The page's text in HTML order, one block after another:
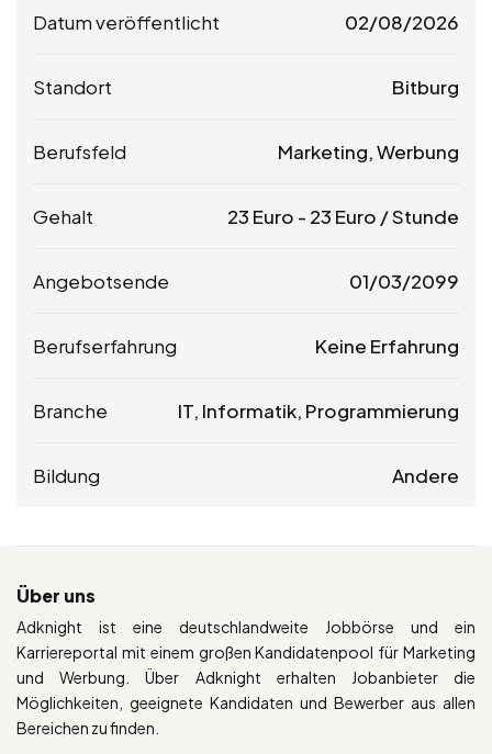
Datum veröffentlicht 02/08/2026
Standort Bitburg
Berufsfeld Marketing, Werbung
Gehalt 23 Euro - 23 Euro / Stunde
Angebotsende 01/03/2099
Berufserfahrung Keine Erfahrung
Branche IT, Informatik, Programmierung
Bildung Andere
Über uns
Adknight ist eine deutschlandweite Jobbörse und ein
Karriereportal mit einem großen Kandidatenpool für Marketing
und Werbung. Über Adknight erhalten Jobanbieter die
Möglichkeiten, geeignete Kandidaten und Bewerber aus allen
Bereichen zu finden.